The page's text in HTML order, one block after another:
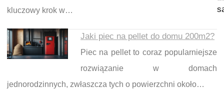
kluczowy krok w…
Jaki piec na pellet do domu 200m2?
Piec na pellet to coraz popularniejsze
rozwiązanie w domach
jednorodzinnych, zwłaszcza tych o powierzchni około…